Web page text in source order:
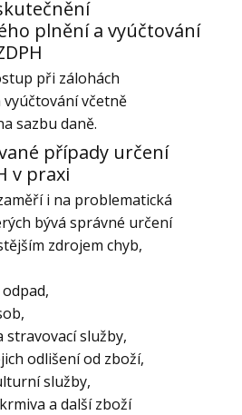
plnění a vyúčtování
při zálohách
včetně
sazbu daně.
případy určení
v praxi
i na problematická
bývá správné určení
zdrojem chyb,
stravovací služby,
odlišení od zboží,
služby,
a další zboží